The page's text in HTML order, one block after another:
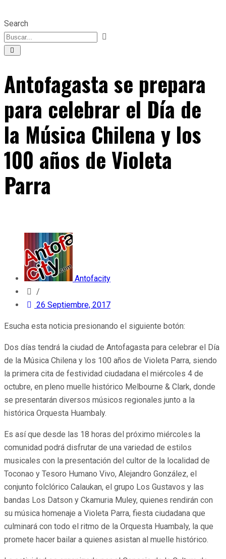
Search
Antofagasta se prepara
para celebrar el Día de
la Música Chilena y los
100 años de Violeta
Parra
Antofacity
/
26 Septiembre, 2017
Esucha esta noticia presionando el siguiente botón:
Dos días tendrá la ciudad de Antofagasta para celebrar el Día
de la Música Chilena y los 100 años de Violeta Parra, siendo
la primera cita de festividad ciudadana el miércoles 4 de
octubre, en pleno muelle histórico Melbourne & Clark, donde
se presentarán diversos músicos regionales junto a la
histórica Orquesta Huambaly.
Es así que desde las 18 horas del próximo miércoles la
comunidad podrá disfrutar de una variedad de estilos
musicales con la presentación del cultor de la localidad de
Toconao y Tesoro Humano Vivo, Alejandro González, el
conjunto folclórico Calaukan, el grupo Los Gustavos y las
bandas Los Datson y Ckamuria Muley, quienes rendirán con
su música homenaje a Violeta Parra, fiesta ciudadana que
culminará con todo el ritmo de la Orquesta Huambaly, la que
promete hacer bailar a quienes asistan al muelle histórico.